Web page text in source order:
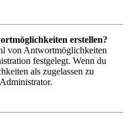
erstellen?
von Antwortmöglichkeiten
festgelegt. Wenn du
als zugelassen zu